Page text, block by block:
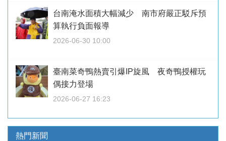
台南淹水面積大幅減少 南市府嚴正駁斥預
算執行負面報導
2026-06-30 10:00
臺南菜奇鴨熱賣引爆IP旋風 夜奇鴨授權玩
偶接力登場
2026-06-27 16:23
熱門新聞